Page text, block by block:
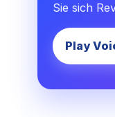
Sie sich
Play